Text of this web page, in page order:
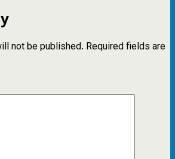
not be published. Required fields are